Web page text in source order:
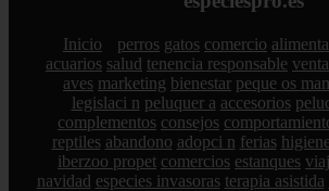
Inicio perros gatos comercio
acuarios salud tenencia responsable
aves marketing bienestar peque os
legislaci n peluquer a accesorios
complementos consejos
reptiles abandono adopci n ferias higiene
iberzoo propet comercios estanques
navidad especies invasoras terapia asistida